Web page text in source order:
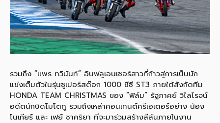
รวมถึง “แพร ทวินันท์” อินฟลูเอนเซอร์สาวที่ก้าวสู่การเป็นนัก
แข่งเต็มตัวในรุ่นซูเปอร์สต๊อก 1000 ซีซี ST3 ภายใต้สังกัดทีม
HONDA TEAM CHRISTMAS ของ “ฟิล์ม” รัฐภาคย์ วิไลโรจน์
อดีตนักบิดโมโตทู รวมถึงเหล่าคอนเทนต์ครีเอเตอร์อย่าง น้อง
โนเกียร์ และ เฟย์ ชาคริยา ที่จะมาร่วมสร้างสีสันภายในงาน